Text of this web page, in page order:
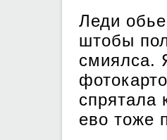
Леди
штобы
смиялса.
спрятала
ево тоже